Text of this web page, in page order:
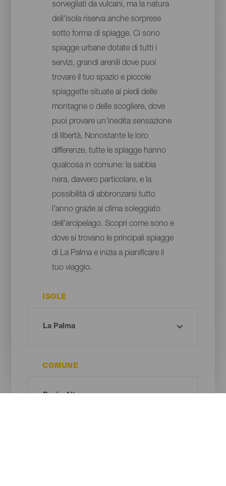
sorvegliati da vulcani, ma la natura
dell'isola riserva anche sorprese
sotto forma di spiagge. Ci sono
spiagge urbane dotate di tutti i
servizi, grandi arenili dove puoi
trovare il tuo spazio e piccole
spiaggette situate ai piedi delle
montagne o delle scogliere, dove
puoi provare un'inedita sensazione
di libertà. Nonostante le loro
differenze, tutte le spiagge hanno
qualcosa in comune: la sabbia
nera, davvero particolare, e la
possibilità di abbronzarsi tutto
l'anno grazie al clima soleggiato
dell'arcipelago. Scopri come sono e
dove si trovano le principali spiagge
di La Palma e inizia a pianificare il
tuo viaggio.
ISOLE
COMUNE